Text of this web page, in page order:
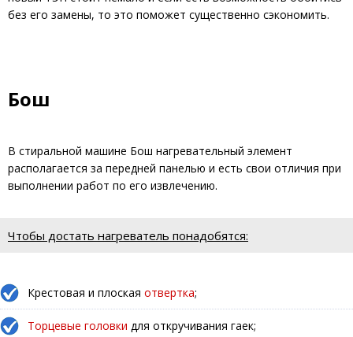
без его замены, то это поможет существенно сэкономить.
Бош
В стиральной машине Бош нагревательный элемент
располагается за передней панелью и есть свои отличия при
выполнении работ по его извлечению.
Чтобы достать нагреватель понадобятся:
Крестовая и плоская отвертка;
Торцевые головки для откручивания гаек;